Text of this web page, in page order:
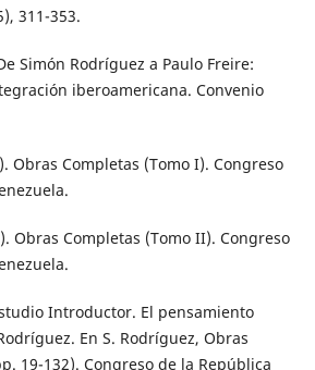
311-353.
Simón Rodríguez a Paulo Freire:
iberoamericana. Convenio
Obras Completas (Tomo I). Congreso
Obras Completas (Tomo II). Congreso
Introductor. El pensamiento
En S. Rodríguez, Obras
19-132). Congreso de la República